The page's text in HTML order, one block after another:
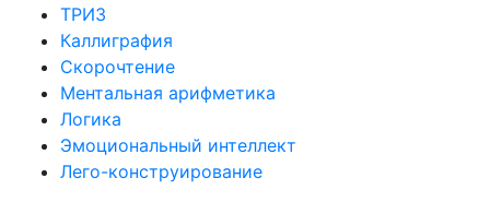
ТРИЗ
Каллиграфия
Скорочтение
Ментальная арифметика
Логика
Эмоциональный интеллект
Лего-конструирование